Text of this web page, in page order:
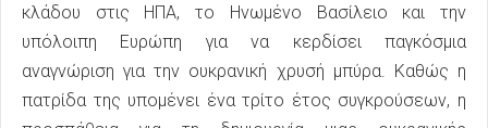
κλάδου στις ΗΠΑ, το Ηνωμένο Βασίλειο και την
υπόλοιπη Ευρώπη για να κερδίσει παγκόσμια
αναγνώριση για την ουκρανική χρυσή μπύρα. Καθώς η
πατρίδα της υπομένει ένα τρίτο έτος συγκρούσεων, η